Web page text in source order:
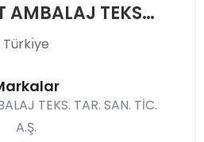
YEŞİL İNŞAAT AMBALAJ TEKSTİL TARIM SANAYİ VE TİCARET A.Ş.
Türkı̇ye
TEKS. TAR. SAN. TİC.
A.Ş.